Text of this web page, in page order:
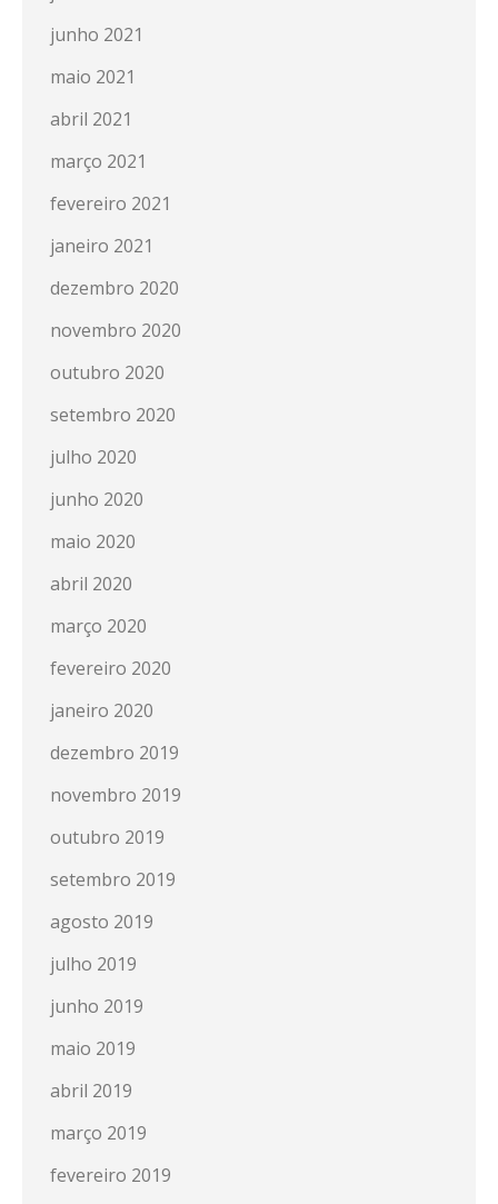
junho 2021
maio 2021
abril 2021
março 2021
fevereiro 2021
janeiro 2021
dezembro 2020
novembro 2020
outubro 2020
setembro 2020
julho 2020
junho 2020
maio 2020
abril 2020
março 2020
fevereiro 2020
janeiro 2020
dezembro 2019
novembro 2019
outubro 2019
setembro 2019
agosto 2019
julho 2019
junho 2019
maio 2019
abril 2019
março 2019
fevereiro 2019